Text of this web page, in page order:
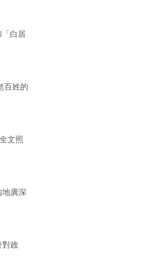
「白居
百姓的
文照
地廣深
對政